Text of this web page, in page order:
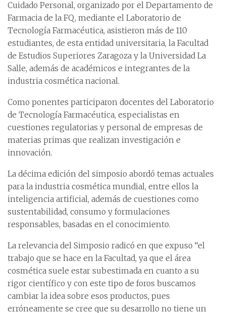
Cuidado Personal, organizado por el Departamento de
Farmacia de la FQ, mediante el Laboratorio de
Tecnología Farmacéutica, asistieron más de 110
estudiantes, de esta entidad universitaria, la Facultad
de Estudios Superiores Zaragoza y la Universidad La
Salle, además de académicos e integrantes de la
industria cosmética nacional.
Como ponentes participaron docentes del Laboratorio
de Tecnología Farmacéutica, especialistas en
cuestiones regulatorias y personal de empresas de
materias primas que realizan investigación e
innovación.
La décima edición del simposio abordó temas actuales
para la industria cosmética mundial, entre ellos la
inteligencia artificial, además de cuestiones como
sustentabilidad, consumo y formulaciones
responsables, basadas en el conocimiento.
La relevancia del Simposio radicó en que expuso “el
trabajo que se hace en la Facultad, ya que el área
cosmética suele estar subestimada en cuanto a su
rigor científico y con este tipo de foros buscamos
cambiar la idea sobre esos productos, pues
erróneamente se cree que su desarrollo no tiene un